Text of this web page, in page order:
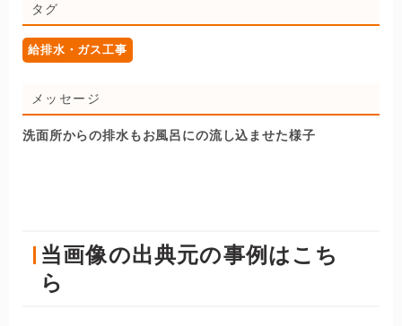
タグ
給排水・ガス工事
メッセージ
洗面所からの排水もお風呂にの流し込ませた様子
当画像の出典元の事例はこち
ら